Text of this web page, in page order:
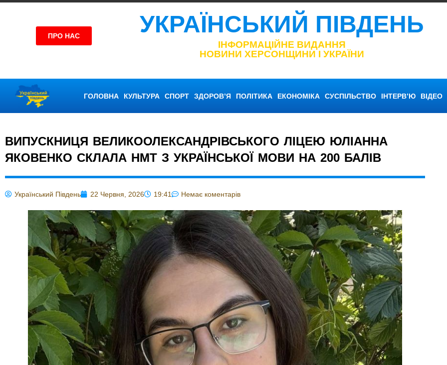
ПРО НАС УКРАЇНСЬКИЙ ПІВДЕНЬ
ІНФОРМАЦІЙНЕ ВИДАННЯ
НОВИНИ ХЕРСОНЩИНИ І УКРАЇНИ
ГОЛОВНА КУЛЬТУРА СПОРТ ЗДОРОВ’Я ПОЛІТИКА ЕКОНОМІКА СУСПІЛЬСТВО ІНТЕРВ’Ю ВІДЕО
ВИПУСКНИЦЯ ВЕЛИКООЛЕКСАНДРІВСЬКОГО ЛІЦЕЮ ЮЛІАННА
ЯКОВЕНКО СКЛАЛА НМТ З УКРАЇНСЬКОЇ МОВИ НА 200 БАЛІВ
Український Південь 22 Червня, 2026 19:41 Немає коментарів